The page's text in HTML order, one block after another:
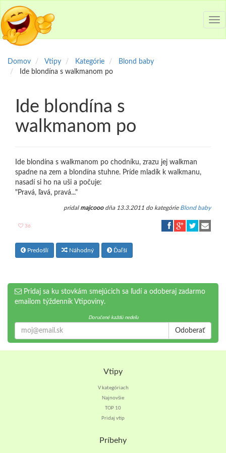
Domov Vtipy Kategórie
Blond baby
Ide blondína s walkmanom po
Ide blondína s
walkmanom po
Ide blondína s walkmanom po chodníku, zrazu jej walkman
spadne na zem a blondína stuhne. Príde mladík k walkmanu,
nasadí si ho na uši a počuje:
"Pravá, ľavá, pravá..."
pridal majcooodňa 13.3.2011 do kategórie Blond baby
36
Predošlí Náhodný Ďaľší
Pridaj sa ku stovkám smejúcich sa ľudí a odoberaj zadarmo
emailom týždenník Vtipoviny.
Doručené každú nedeľu
Odoberať
Vtipy
V kategóriach
Najnovšie
TOP 10
Pridaj vtip
Príbehy